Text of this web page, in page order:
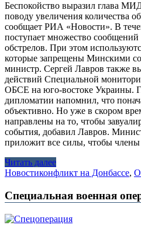
Беспокойство выразил глава
поводу увеличения количества
сообщает РИА «Новости». В
поступает множество сообщений
обстрелов. При этом
которые запрещены Минскими
министр. Сергей Лавров также
действий Специальной
ОБСЕ на юго-востоке Украины.
дипломатии напомнил, что
объективно. Но уже в скором
направлены на то, чтобы
события, добавил Лавров.
приложит все силы, чтобы
Читать далее
Новостиконфликт на Донбассе,
Специальная военная